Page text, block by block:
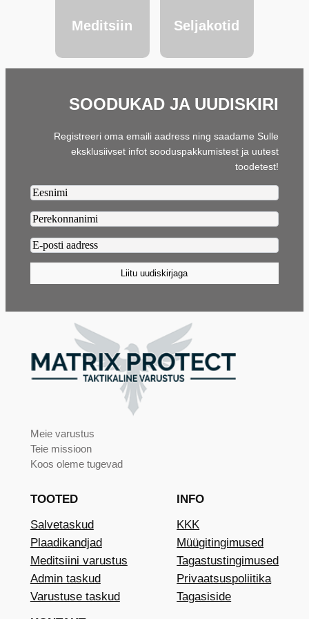
Meditsiin Seljakotid
SOODUKAD JA UUDISKIRI
Registreeri oma emaili aadress ning saadame Sulle
eksklusiivset infot sooduspakkumistest ja uutest
toodetest!
Firstname2
Lastname2
Email2 (Required)
Liitu uudiskirjaga
Meie varustus
Teie missioon
Koos oleme tugevad
TOOTED
Salvetaskud
Plaadikandjad
Meditsiini varustus
Admin taskud
Varustuse taskud
INFO
KKK
Müügitingimused
Tagastustingimused
Privaatsuspoliitika
Tagasiside